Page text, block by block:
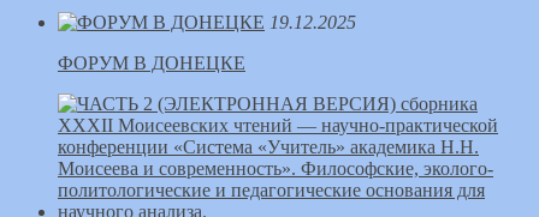
19.12.2025
ФОРУМ В ДОНЕЦКЕ